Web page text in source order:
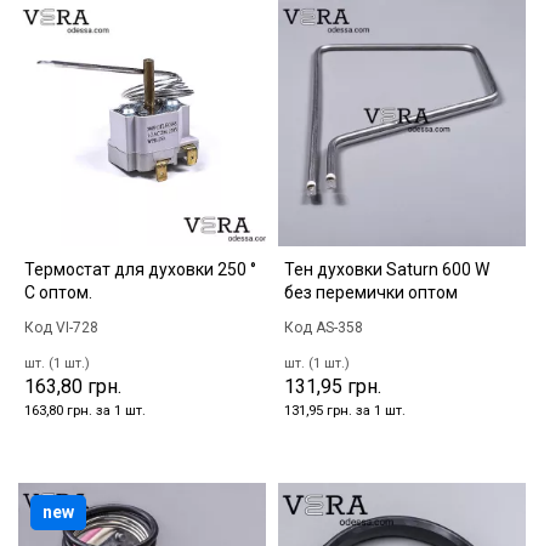
Термостат для духовки 250 °
С оптом.
Код VI-728
шт. (1 шт.)
163,80 грн.
163,80 грн. за 1 шт.
Тен духовки Saturn 600 W
без перемички оптом
Код AS-358
шт. (1 шт.)
131,95 грн.
131,95 грн. за 1 шт.
new